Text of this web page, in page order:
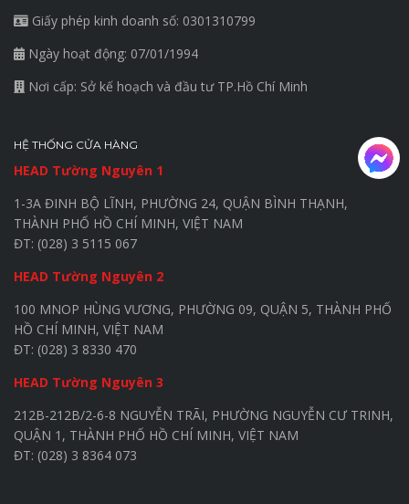
Giấy phép kinh doanh số: 0301310799
Ngày hoạt động: 07/01/1994
Nơi cấp: Sở kế hoạch và đầu tư TP.Hồ Chí Minh
HỆ THỐNG CỬA HÀNG
HEAD Tường Nguyên 1
1-3A ĐINH BỘ LĨNH, PHƯỜNG 24, QUẬN BÌNH THẠNH,
THÀNH PHỐ HỒ CHÍ MINH, VIỆT NAM
ĐT: (028) 3 5115 067
HEAD Tường Nguyên 2
100 MNOP HÙNG VƯƠNG, PHƯỜNG 09, QUẬN 5, THÀNH PHỐ
HỒ CHÍ MINH, VIỆT NAM
ĐT: (028) 3 8330 470
HEAD Tường Nguyên 3
212B-212B/2-6-8 NGUYỄN TRÃI, PHƯỜNG NGUYỄN CƯ TRINH,
QUẬN 1, THÀNH PHỐ HỒ CHÍ MINH, VIỆT NAM
ĐT: (028) 3 8364 073